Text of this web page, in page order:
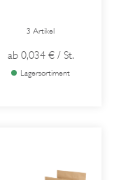
3 Artikel
ab 0,034 € / St.
Lagersortiment